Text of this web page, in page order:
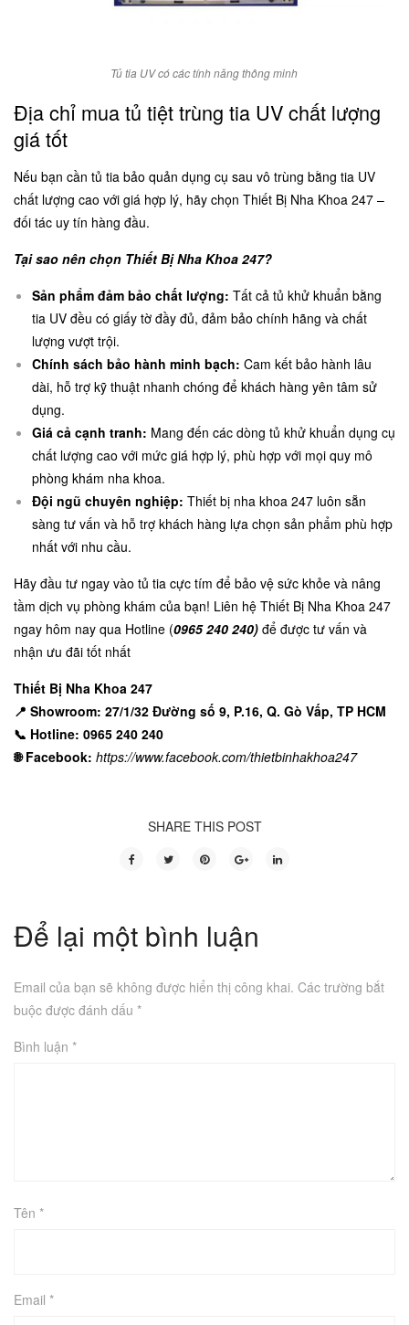
Tủ tia UV có các tính năng thông minh
Địa chỉ mua tủ tiệt trùng tia UV chất lượng
giá tốt
Nếu bạn cần tủ tia bảo quản dụng cụ sau vô trùng bằng tia UV
chất lượng cao với giá hợp lý, hãy chọn Thiết Bị Nha Khoa 247 –
đối tác uy tín hàng đầu.
Tại sao nên chọn Thiết Bị Nha Khoa 247?
Sản phẩm đảm bảo chất lượng: Tất cả tủ khử khuẩn bằng
tia UV đều có giấy tờ đầy đủ, đảm bảo chính hãng và chất
lượng vượt trội.
Chính sách bảo hành minh bạch: Cam kết bảo hành lâu
dài, hỗ trợ kỹ thuật nhanh chóng để khách hàng yên tâm sử
dụng.
Giá cả cạnh tranh: Mang đến các dòng tủ khử khuẩn dụng cụ
chất lượng cao với mức giá hợp lý, phù hợp với mọi quy mô
phòng khám nha khoa.
Đội ngũ chuyên nghiệp: Thiết bị nha khoa 247 luôn sẵn
sàng tư vấn và hỗ trợ khách hàng lựa chọn sản phẩm phù hợp
nhất với nhu cầu.
Hãy đầu tư ngay vào tủ tia cực tím để bảo vệ sức khỏe và nâng
tầm dịch vụ phòng khám của bạn! Liên hệ Thiết Bị Nha Khoa 247
ngay hôm nay qua Hotline (0965 240 240) để được tư vấn và
nhận ưu đãi tốt nhất
Thiết Bị Nha Khoa 247
📍 Showroom: 27/1/32 Đường số 9, P.16, Q. Gò Vấp, TP HCM
📞 Hotline: 0965 240 240
🌐 Facebook: https://www.facebook.com/thietbinhakhoa247
SHARE THIS POST
Để lại một bình luận
Email của bạn sẽ không được hiển thị công khai. Các trường bắt
buộc được đánh dấu *
Bình luận *
Tên *
Email *